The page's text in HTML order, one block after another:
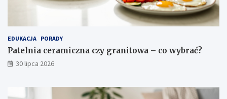
EDUKACJA PORADY
Patelnia ceramiczna czy granitowa – co wybrać?
30 lipca 2026